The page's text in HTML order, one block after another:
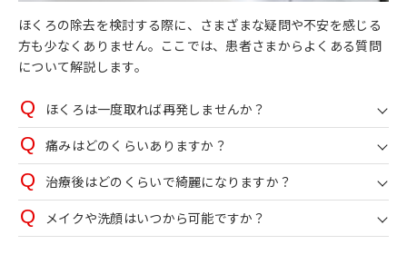
ほくろの除去を検討する際に、さまざまな疑問や不安を感じる
方も少なくありません。ここでは、患者さまからよくある質問
について解説します。
ほくろは一度取れば再発しませんか？
痛みはどのくらいありますか？
治療後はどのくらいで綺麗になりますか？
メイクや洗顔はいつから可能ですか？